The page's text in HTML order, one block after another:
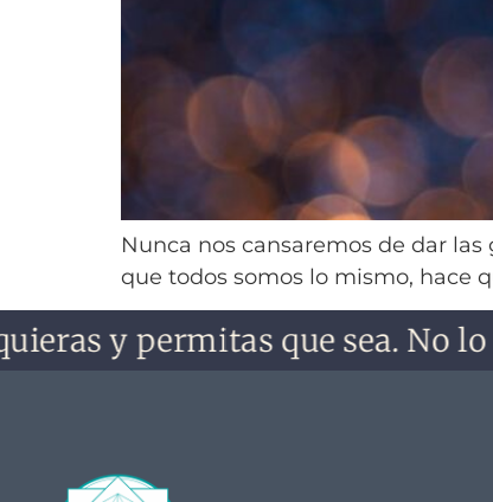
Nunca nos cansaremos de dar
que todos somos lo mismo, hace
y permitas que sea. No lo